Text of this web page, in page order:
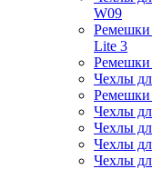
W09
Ремешки
Lite 3
Ремешки
Чехлы
Ремешки
Чехлы
Чехлы
Чехлы
Чехлы